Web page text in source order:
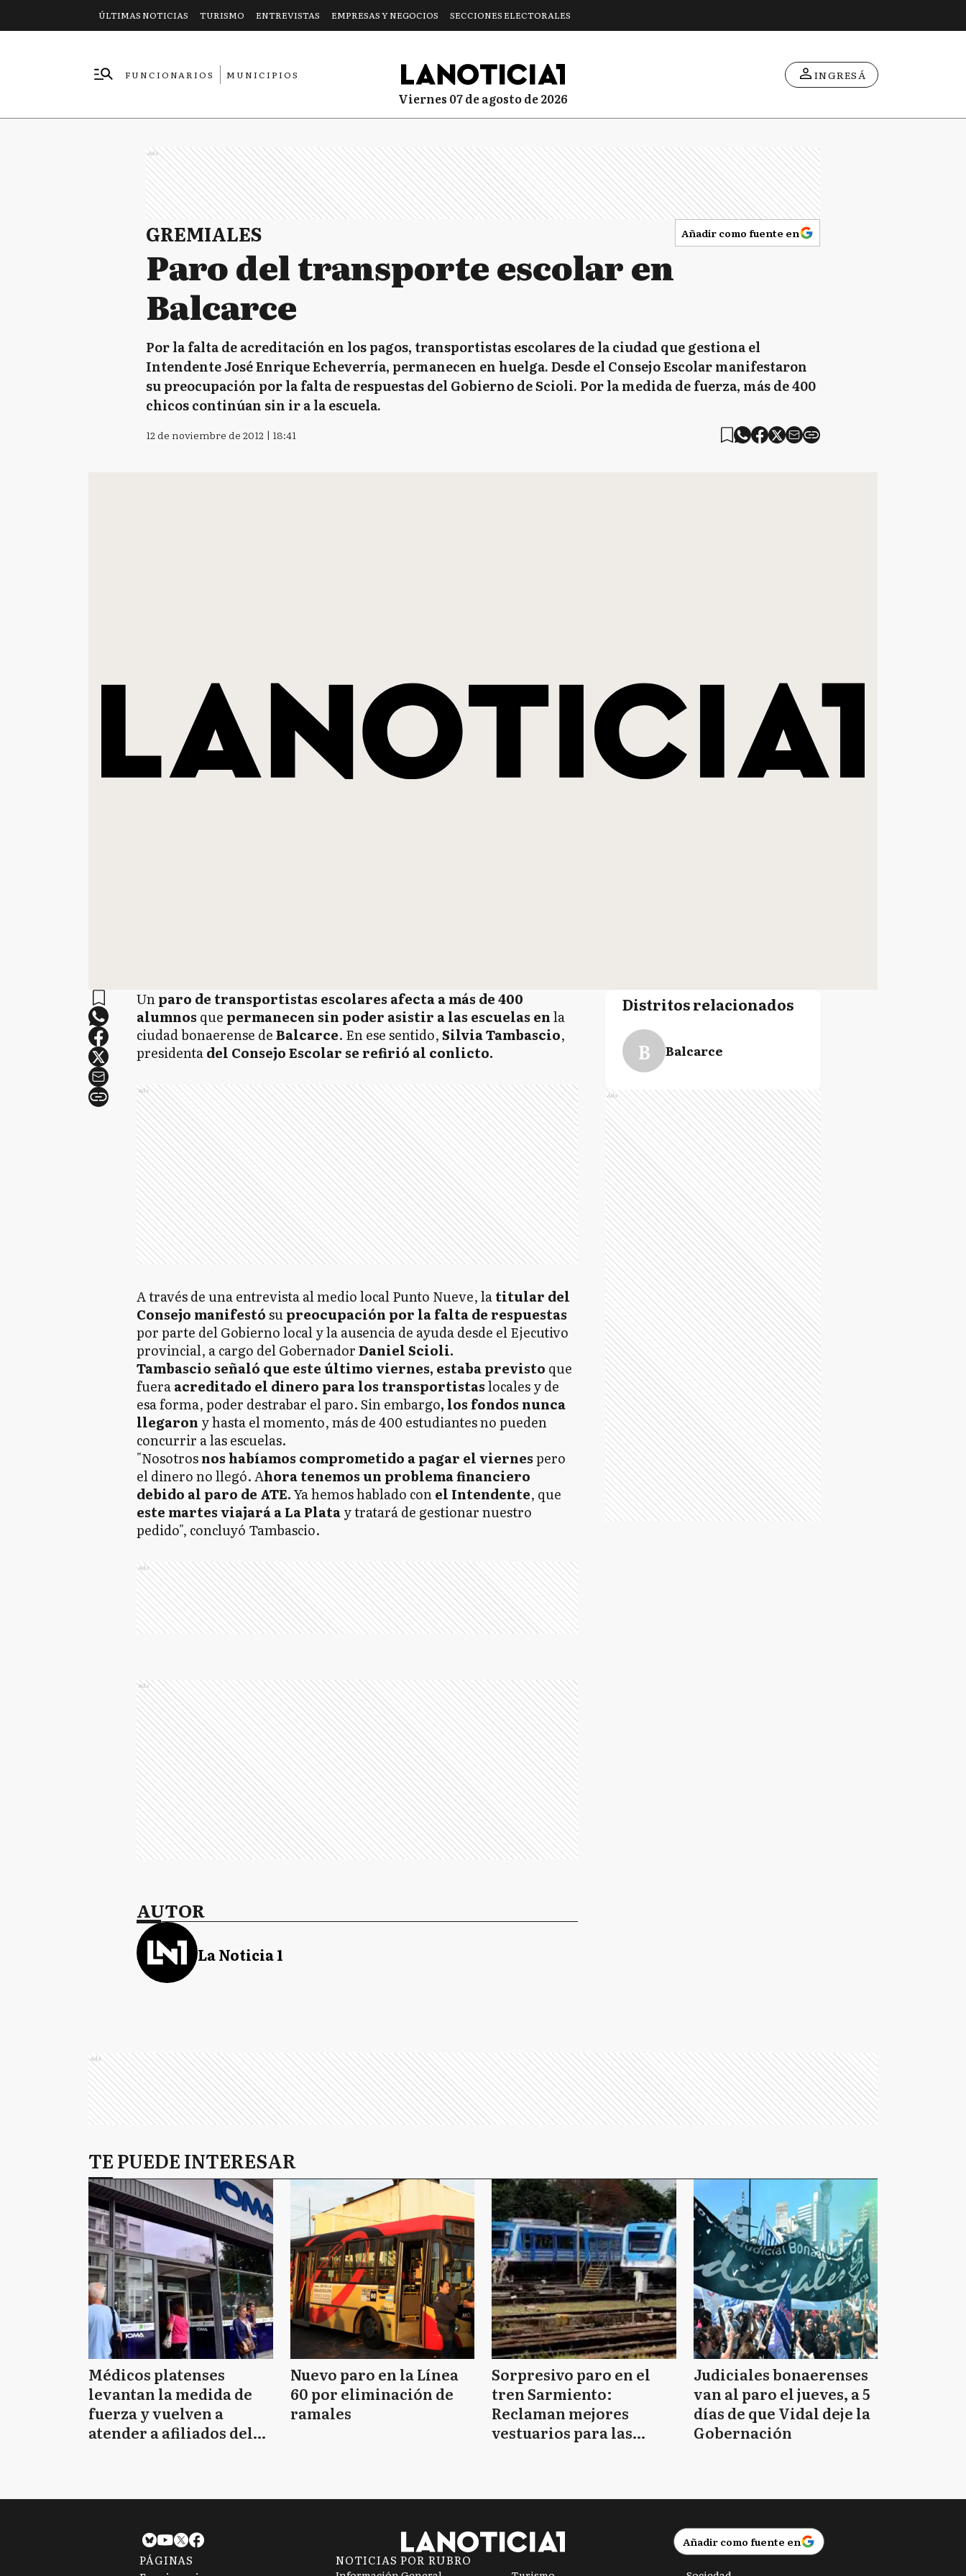
ÚLTIMAS NOTICIAS TURISMO ENTREVISTAS EMPRESAS Y NEGOCIOS SECCIONES ELECTORALES
FUNCIONARIOS
MUNICIPIOS
viernes 07 de agosto de 2026
INGRESÁ
Ads
GREMIALES Añadir como fuente en
Paro del transporte escolar en
Balcarce
Por la falta de acreditación en los pagos, transportistas escolares de la ciudad que gestiona el
Intendente José Enrique Echeverría, permanecen en huelga. Desde el Consejo Escolar manifestaron
su preocupación por la falta de respuestas del Gobierno de Scioli. Por la medida de fuerza, más de 400
chicos continúan sin ir a la escuela.
12 de noviembre de 2012 | 18:41
Unparo de transportistas escolares afecta a más de 400
alumnos que permanecen sin poder asistir a las escuelas enla
ciudad bonaerense deBalcarce. En ese sentido,Silvia Tambascio,
presidentadel Consejo Escolar se refirió al conlicto.
Ads
A través de una entrevista al medio local Punto Nueve, latitular del
Consejo manifestósupreocupación por la falta de respuestas
por parte del Gobierno local y la ausencia de ayuda desde el Ejecutivo
provincial, a cargo del GobernadorDaniel Scioli.
Tambascio señaló que este último viernes, estaba previsto que
fueraacreditado el dinero para los transportistaslocales y de
esa forma, poder destrabar el paro. Sin embargo, los fondos nunca
llegaron y hasta el momento, más de 400 estudiantes no pueden
concurrir a las escuelas.
"Nosotrosnos habíamos comprometido a pagar el viernespero
el dinero no llegó. Ahora tenemos un problema financiero
debido al paro de ATE.Ya hemos hablado conel Intendente, que
este martes viajará a La Platay tratará de gestionar nuestro
pedido", concluyó Tambascio.
Ads
Ads
AUTOR
La Noticia 1
Distritos relacionados
B Balcarce
Ads
Ads
TE PUEDE INTERESAR
Médicos platenses
levantan la medida de
fuerza y vuelven a
atender a afiliados del
Nuevo paro en la Línea
60 por eliminación de
ramales
Sorpresivo paro en el
tren Sarmiento:
Reclaman mejores
vestuarios para las
Judiciales bonaerenses
van al paro el jueves, a 5
días de que Vidal deje la
Gobernación
Añadir como fuente en
PÁGINAS
NOTICIAS POR RUBRO